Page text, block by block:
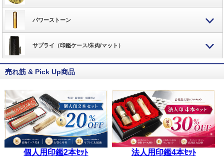
パワーストーン
サプライ（印鑑ケース/朱肉/マット）
売れ筋 & Pick Up商品
個人用印鑑2本ｾｯﾄ 法人用印鑑4本ｾｯﾄ